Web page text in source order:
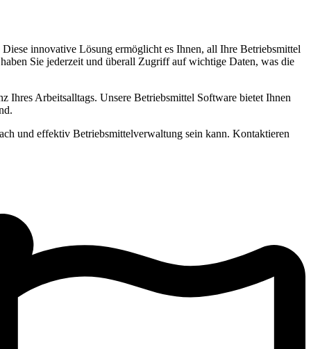
innovative Lösung ermöglicht es Ihnen, all Ihre Betriebsmittel
Sie jederzeit und überall Zugriff auf wichtige Daten, was die
Ihres Arbeitsalltags. Unsere Betriebsmittel Software bietet Ihnen
und effektiv Betriebsmittelverwaltung sein kann. Kontaktieren